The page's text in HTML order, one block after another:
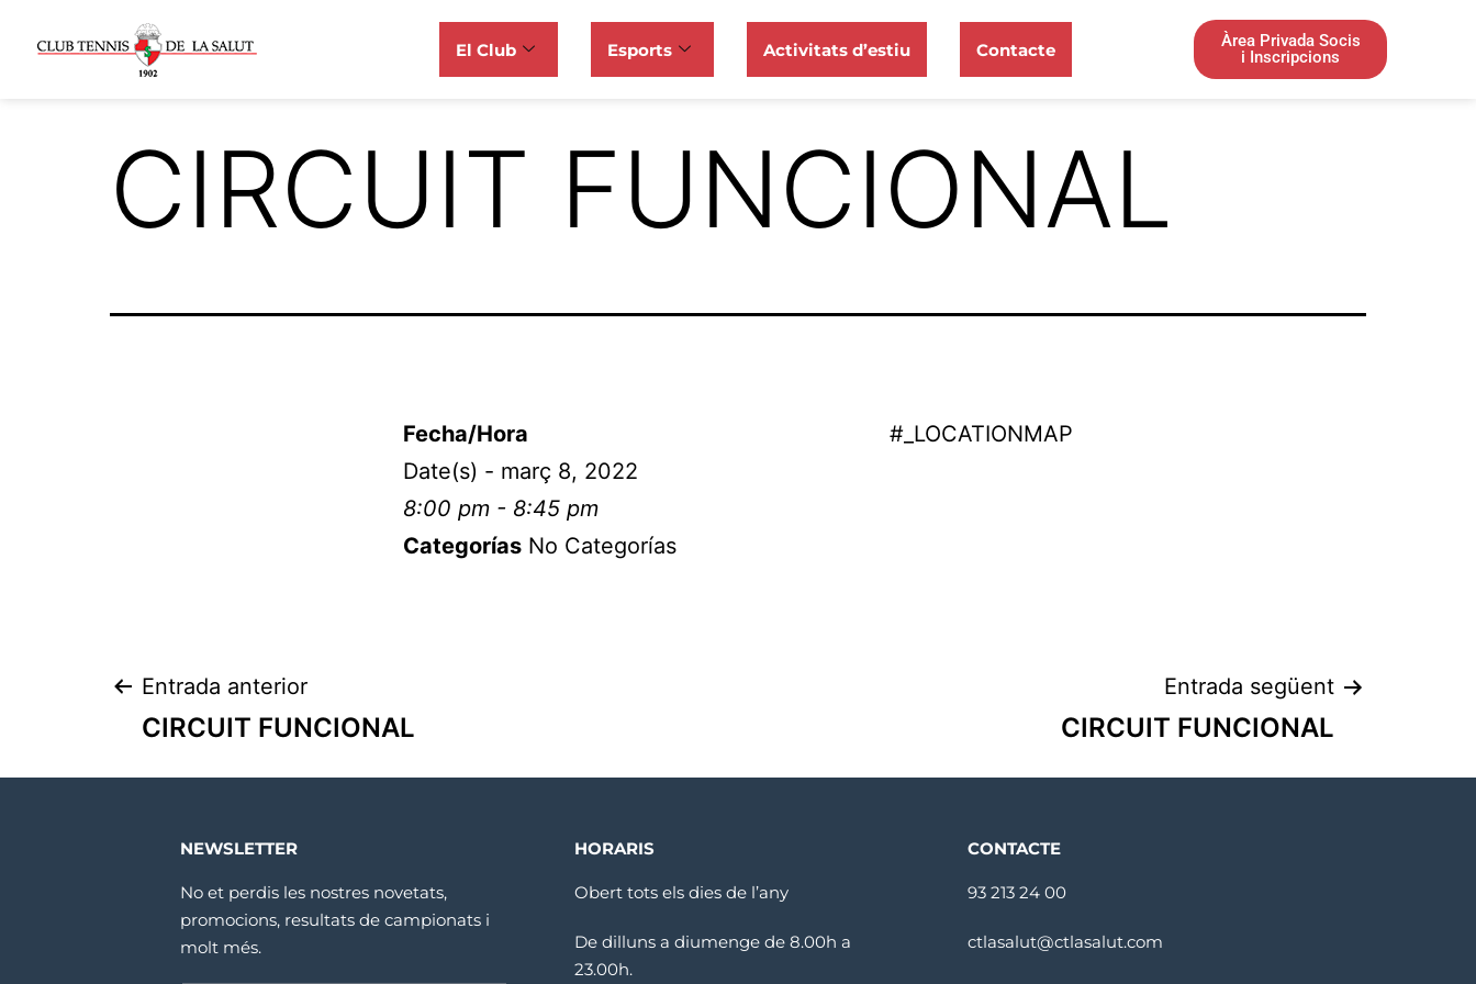
El Club Esports Activitats d’estiu Contacte
Àrea Privada Socis
i Inscripcions
CIRCUIT FUNCIONAL
#_LOCATIONMAP
Fecha/Hora
Date(s) - març 8, 2022
8:00 pm - 8:45 pm
Categorías No Categorías
Entrada anterior
CIRCUIT FUNCIONAL
Entrada següent
CIRCUIT FUNCIONAL
NEWSLETTER
No et perdis les nostres novetats,
promocions, resultats de campionats i
molt més.
HORARIS
Obert tots els dies de l’any
De dilluns a diumenge de 8.00h a
23.00h.
CONTACTE
93 213 24 00
ctlasalut@ctlasalut.com